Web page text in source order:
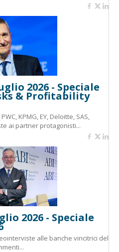
2026 - Speciale
& Profitability
KPMG, EY, Deloitte, SAS,
ai partner protagonisti...
2026 - Speciale
alle banche vincitrici del